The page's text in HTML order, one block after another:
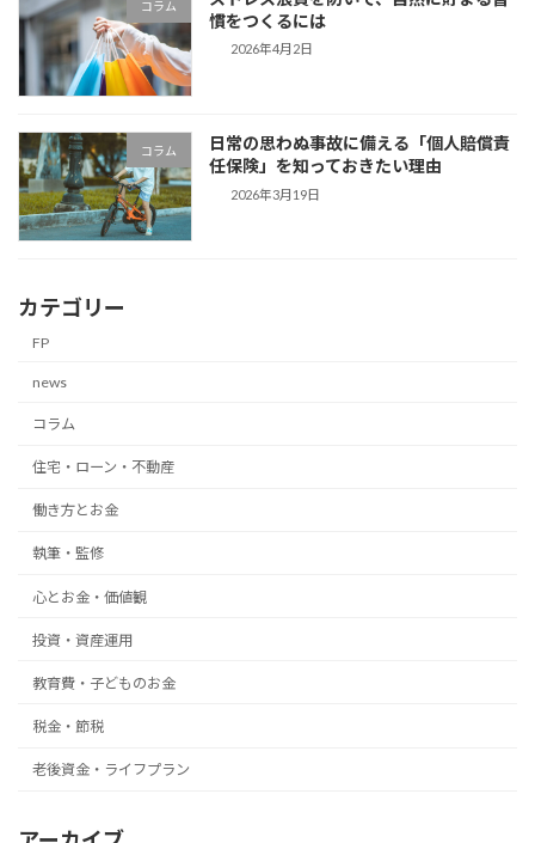
コラム
慣をつくるには
2026年4月2日
コラム
日常の思わぬ事故に備える「個人賠償責
任保険」を知っておきたい理由
2026年3月19日
カテゴリー
FP
news
コラム
住宅・ローン・不動産
働き方とお金
執筆・監修
心とお金・価値観
投資・資産運用
教育費・子どものお金
税金・節税
老後資金・ライフプラン